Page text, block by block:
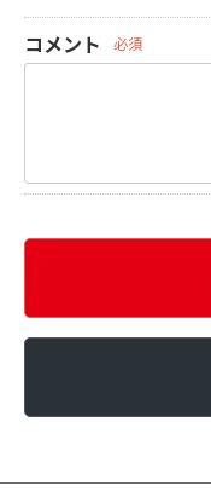
コメント 必須